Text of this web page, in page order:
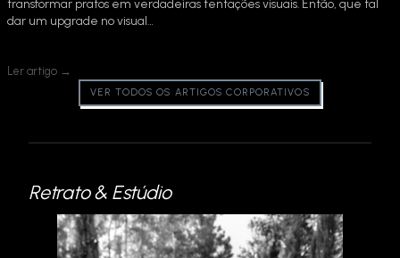
transformar pratos em verdadeiras tentações visuais. Então, que tal
dar um upgrade no visual…
Ler artigo →
VER TODOS OS ARTIGOS CORPORATIVOS
Retrato & Estúdio